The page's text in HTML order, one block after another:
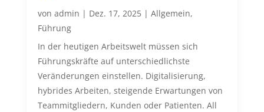
von admin | Dez. 17, 2025| Allgemein,
Führung
In der heutigen Arbeitswelt müssen sich
Führungskräfte auf unterschiedlichste
Veränderungen einstellen. Digitalisierung,
hybrides Arbeiten, steigende Erwartungen von
Teammitgliedern, Kunden oder Patienten. All